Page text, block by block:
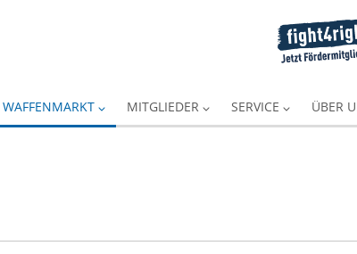
WAFFENMARKT MITGLIEDER SERVICE ÜBER